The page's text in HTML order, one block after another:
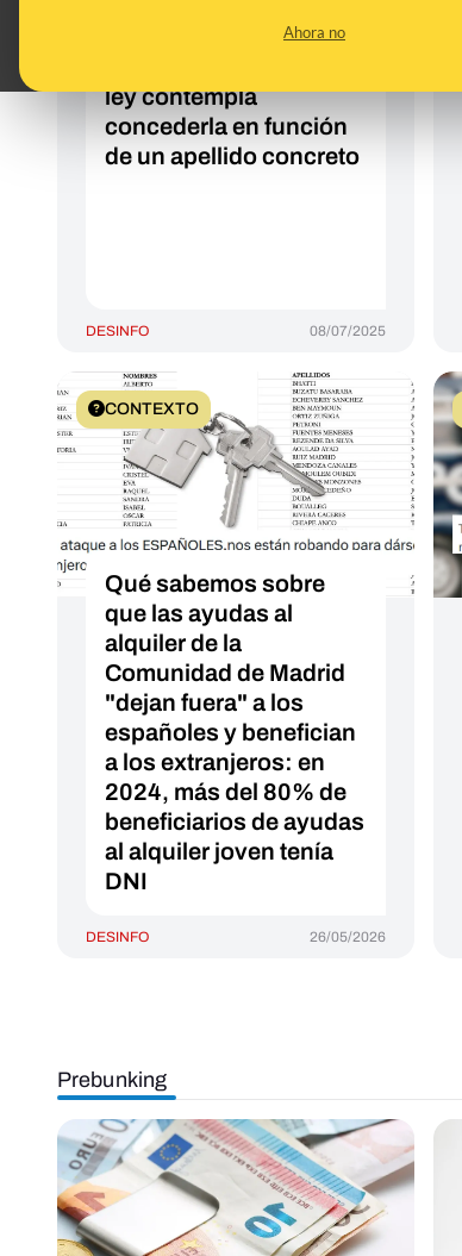
Ahora no
nacionalidad española
ley contempla
concederla en función
de un apellido concreto
DESINFO 08/07/2025
CONTEXTO
Qué sabemos sobre
que las ayudas al
alquiler de la
Comunidad de Madrid
"dejan fuera" a los
españoles y benefician
a los extranjeros: en
2024, más del 80% de
beneficiarios de ayudas
al alquiler joven tenía
DNI
DESINFO 26/05/2026
Prebunking